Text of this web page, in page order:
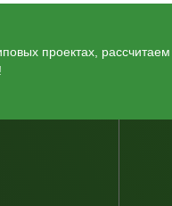
проектах, рассчитаем